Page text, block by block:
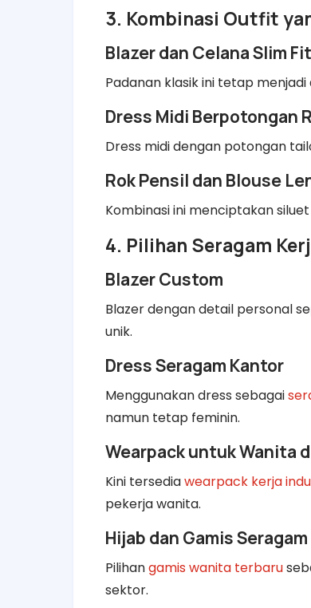
3. Kombinasi Outfit
Blazer dan Celana Slim Fit
Padanan klasik ini tetap
Dress Midi Berpotongan
Dress midi dengan potongan
Rok Pensil dan Blouse
Kombinasi ini menciptakan
4. Pilihan Seragam
Blazer Custom
Blazer dengan detail personal
unik.
Dress Seragam Kantor
Menggunakan dress sebagai
namun tetap feminin.
Wearpack untuk Wanita
Kini tersediawearpack kerja
pekerja wanita.
Hijab dan Gamis Seragam
Pilihangamis wanita terbaru
sektor.